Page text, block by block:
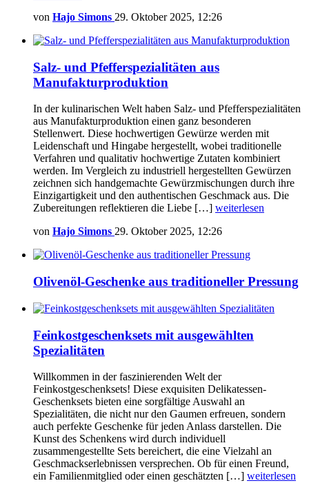
von Hajo Simons 29. Oktober 2025, 12:26
Salz- und Pfefferspezialitäten aus
Manufakturproduktion
In der kulinarischen Welt haben Salz- und Pfefferspezialitäten
aus Manufakturproduktion einen ganz besonderen
Stellenwert. Diese hochwertigen Gewürze werden mit
Leidenschaft und Hingabe hergestellt, wobei traditionelle
Verfahren und qualitativ hochwertige Zutaten kombiniert
werden. Im Vergleich zu industriell hergestellten Gewürzen
zeichnen sich handgemachte Gewürzmischungen durch ihre
Einzigartigkeit und den authentischen Geschmack aus. Die
Zubereitungen reflektieren die Liebe […] weiterlesen
von Hajo Simons 29. Oktober 2025, 12:26
Olivenöl-Geschenke aus traditioneller Pressung
Feinkostgeschenksets mit ausgewählten
Spezialitäten
Willkommen in der faszinierenden Welt der
Feinkostgeschenksets! Diese exquisiten Delikatessen-
Geschenksets bieten eine sorgfältige Auswahl an
Spezialitäten, die nicht nur den Gaumen erfreuen, sondern
auch perfekte Geschenke für jeden Anlass darstellen. Die
Kunst des Schenkens wird durch individuell
zusammengestellte Sets bereichert, die eine Vielzahl an
Geschmackserlebnissen versprechen. Ob für einen Freund,
ein Familienmitglied oder einen geschätzten […] weiterlesen